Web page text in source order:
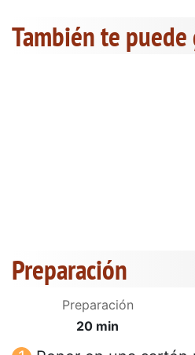
También te
Preparación
Preparación
20 min